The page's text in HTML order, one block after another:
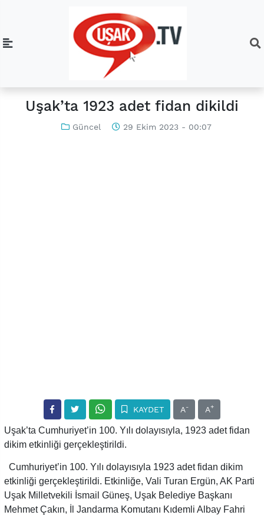
Uşak’ta 1923 adet fidan dikildi
Güncel 29 Ekim 2023 - 00:07
KAYDET A- A+
Uşak’ta Cumhuriyet’in 100. Yılı dolayısıyla, 1923 adet fidan
dikim etkinliği gerçekleştirildi.
Cumhuriyet’in 100. Yılı dolayısıyla 1923 adet fidan dikim
etkinliği gerçekleştirildi. Etkinliğe, Vali Turan Ergün, AK Parti
Uşak Milletvekili İsmail Güneş, Uşak Belediye Başkanı
Mehmet Çakın, İl Jandarma Komutanı Kıdemli Albay Fahri